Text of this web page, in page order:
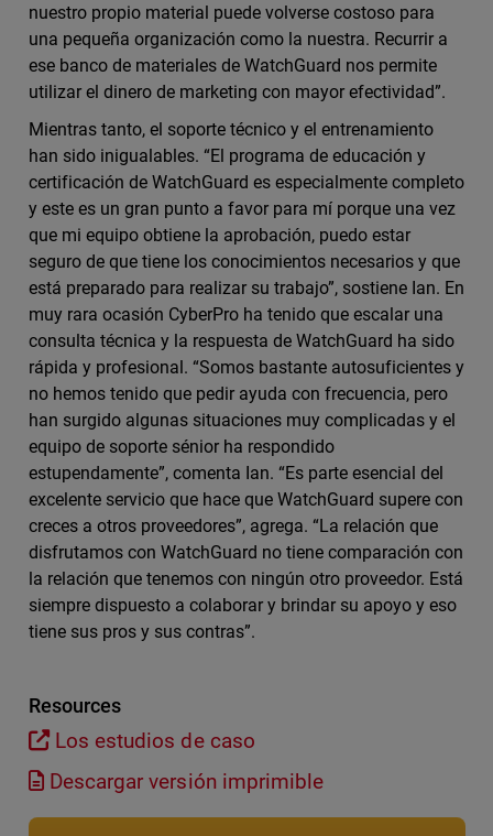
nuestro propio material puede volverse costoso para
una pequeña organización como la nuestra. Recurrir a
ese banco de materiales de WatchGuard nos permite
utilizar el dinero de marketing con mayor efectividad”.
Mientras tanto, el soporte técnico y el entrenamiento
han sido inigualables. “El programa de educación y
certificación de WatchGuard es especialmente completo
y este es un gran punto a favor para mí porque una vez
que mi equipo obtiene la aprobación, puedo estar
seguro de que tiene los conocimientos necesarios y que
está preparado para realizar su trabajo”, sostiene Ian. En
muy rara ocasión CyberPro ha tenido que escalar una
consulta técnica y la respuesta de WatchGuard ha sido
rápida y profesional. “Somos bastante autosuficientes y
no hemos tenido que pedir ayuda con frecuencia, pero
han surgido algunas situaciones muy complicadas y el
equipo de soporte sénior ha respondido
estupendamente”, comenta Ian. “Es parte esencial del
excelente servicio que hace que WatchGuard supere con
creces a otros proveedores”, agrega. “La relación que
disfrutamos con WatchGuard no tiene comparación con
la relación que tenemos con ningún otro proveedor. Está
siempre dispuesto a colaborar y brindar su apoyo y eso
tiene sus pros y sus contras”.
Resources
Los estudios de caso
Descargar versión imprimible